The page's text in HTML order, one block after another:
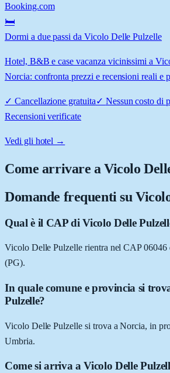
Booking.com
🛏️
Dormi a due passi da Vicolo Delle Pulzelle
Hotel, B&B e case vacanza vicinissimi a
Norcia: confronta prezzi e recensioni reali e
✓ Cancellazione gratuita✓ Nessun costo di
Recensioni verificate
Vedi gli hotel →
Come arrivare aVicolo
Domande frequenti su
Qual è il CAP di Vicolo Delle
Vicolo Delle Pulzelle rientra nel CAP 06046
(PG).
In quale comune e provincia si
Pulzelle?
Vicolo Delle Pulzelle si trova a Norcia, in
Umbria.
Come si arriva a Vicolo Delle